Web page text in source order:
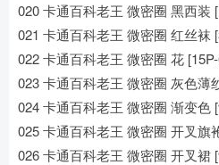
020 卡通百科老王 微密圈 黑西装
021 卡通百科老王 微密圈 红丝袜
022 卡通百科老王 微密圈 花
023 卡通百科老王 微密圈 灰色薄
024 卡通百科老王 微密圈 渐变色
025 卡通百科老王 微密圈 开叉旗
026 卡通百科老王 微密圈 开叉裙